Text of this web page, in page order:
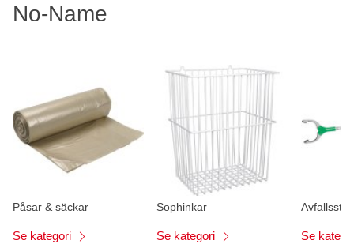
No-Name
Påsar & säckar
Se kategori
Sophinkar
Se kategori Se